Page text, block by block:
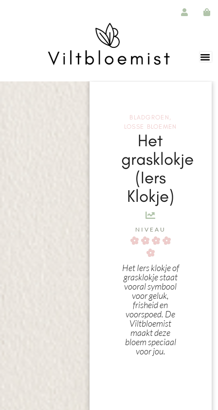
BLADGROEN,
LOSSE BLOEMEN
Het
grasklokje
(Iers
Klokje)
NIVEAU
Het Iers klokje of
grasklokje staat
vooral symbool
voor geluk,
frisheid en
voorspoed. De
Viltbloemist
maakt deze
bloem speciaal
voor jou.